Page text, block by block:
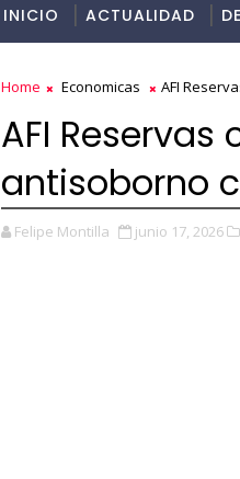
INICIO ACTUALIDAD
Home Economicas AFI
AFI
antisoborno
Felipe Montilla junio 17, 2026